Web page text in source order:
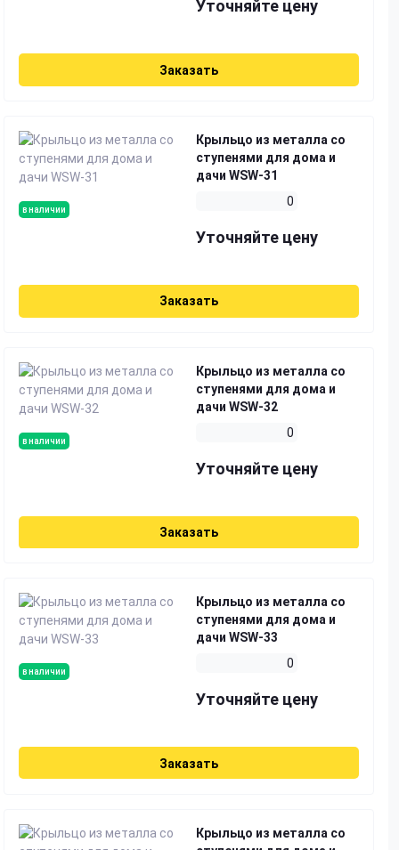
Уточняйте цену
Заказать
в наличии
Крыльцо из металла со
ступенями для дома и
дачи WSW-31
0
Уточняйте цену
Заказать
в наличии
Крыльцо из металла со
ступенями для дома и
дачи WSW-32
0
Уточняйте цену
Заказать
в наличии
Крыльцо из металла со
ступенями для дома и
дачи WSW-33
0
Уточняйте цену
Заказать
Крыльцо из металла со